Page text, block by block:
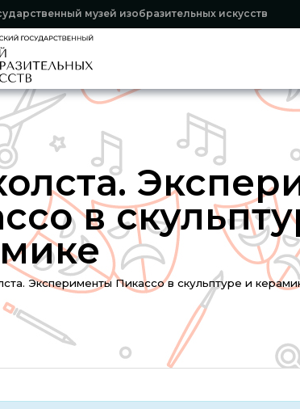
музей изобразительных искусств
в
Эксперименты Пикассо в скульптуре и